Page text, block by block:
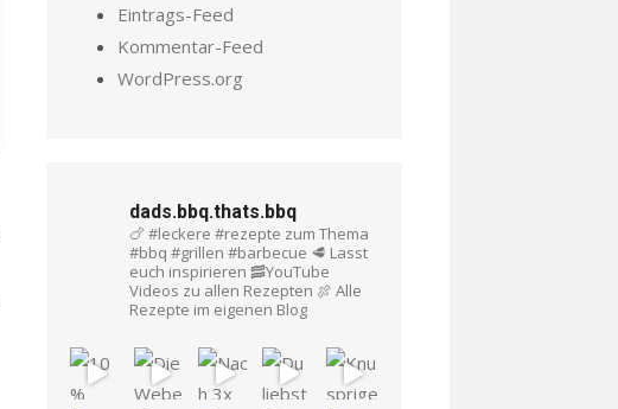
Eintrags-Feed
Kommentar-Feed
WordPress.org
dads.bbq.thats.bbq
🍗 #leckere #rezepte zum Thema
#bbq #grillen #barbecue 🥩 Lasst
euch inspirieren 🥓YouTube
Videos zu allen Rezepten 🍖 Alle
Rezepte im eigenen Blog